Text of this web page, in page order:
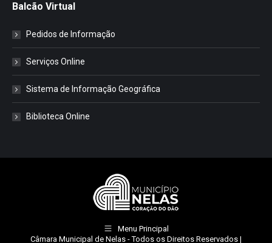
Balcão Virtual
Pedidos de Informação
Serviços Online
Sistema de Informação Geográfica
Biblioteca Online
Menu Principal
Câmara Municipal de Nelas - Todos os Direitos Reservados |